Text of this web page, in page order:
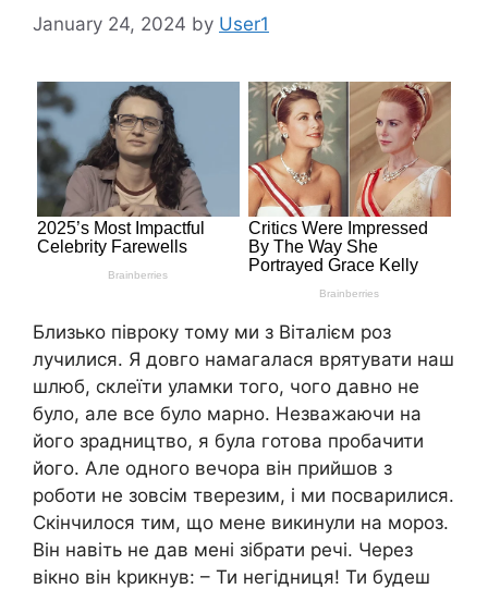
January 24, 2024 by User1
Близько півроку тому ми з Віталієм роз
лучилися. Я довго намагалася врятувати наш
шлюб, склеїти уламки того, чого давно не
було, але все було марно. Незважаючи на
його зрадництво, я була готова пробачити
його. Але одного вечора він прийшов з
роботи не зовсім тверезим, і ми посварилися.
Скінчилося тим, що мене викинули на мороз.
Він навіть не дав мені зібрати речі. Через
вікно він kрикнув: – Ти негідниця! Ти будеш